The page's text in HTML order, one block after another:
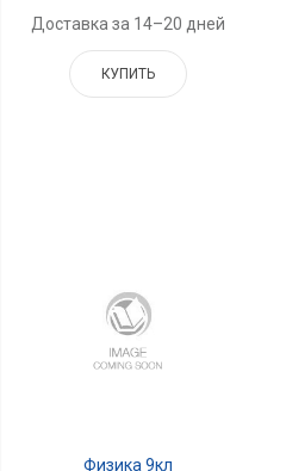
Доставка за 14–20 дней
КУПИТЬ
Физика 9кл